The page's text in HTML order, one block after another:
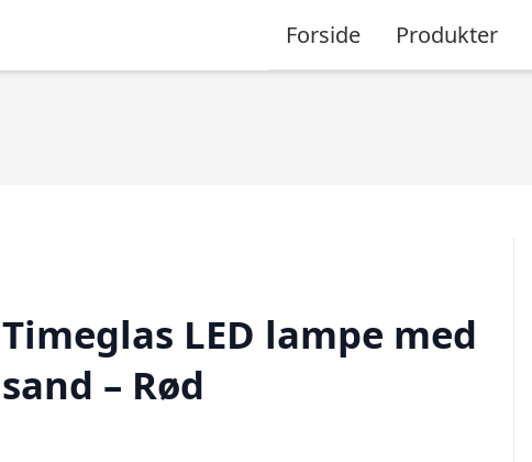
Forside Produkter
Timeglas LED lampe med
sand – Rød